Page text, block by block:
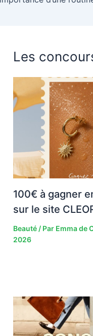
Les
100€ à gagner
sur le site
Beauté / Par Emma de
2026